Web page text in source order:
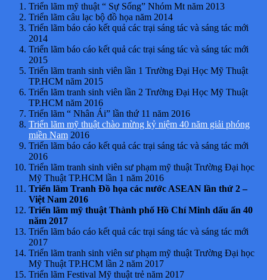
Triển lãm mỹ thuật “ Sự Sống” Nhóm Mt năm 2013
Triển lãm câu lạc bộ đồ họa năm 2014
Triển lãm báo cáo kết quả các trại sáng tác và sáng tác mới
2014
Triển lãm báo cáo kết quả các trại sáng tác và sáng tác mới
2015
Triển lãm tranh sinh viên lần 1 Trường Đại Học Mỹ Thuật
TP.HCM năm 2015
Triển lãm tranh sinh viên lần 2 Trường Đại Học Mỹ Thuật
TP.HCM năm 2016
Triển lãm “ Nhân Ái” lần thứ 11 năm 2016
Triển lãm mỹ thuật chào mừng kỷ niệm 40 năm giải phóng
miền Nam 2016
Triển lãm báo cáo kết quả các trại sáng tác và sáng tác mới
2016
Triển lãm tranh sinh viên sư phạm mỹ thuật Trường Đại học
Mỹ Thuật TP.HCM lần 1 năm 2016
Triển lãm Tranh Đồ họa các nước ASEAN lần thứ 2 –
Việt Nam 2016
Triển lãm mỹ thuật Thành phố Hồ Chí Minh dấu ấn 40
năm 2017
Triển lãm báo cáo kết quả các trại sáng tác và sáng tác mới
2017
Triển lãm tranh sinh viên sư phạm mỹ thuật Trường Đại học
Mỹ Thuật TP.HCM lần 2 năm 2017
Triển lãm Festival Mỹ thuật trẻ năm 2017